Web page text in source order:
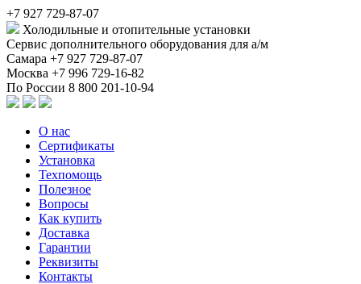
+7 927 729-87-07
Холодильные и отопительные установки
Сервис дополнительного оборудования для а/м
Самара +7 927 729-87-07
Москва +7 996 729-16-82
По России 8 800 201-10-94
О нас
Сертификаты
Установка
Техпомощь
Полезное
Вопросы
Как купить
Доставка
Гарантии
Реквизиты
Контакты